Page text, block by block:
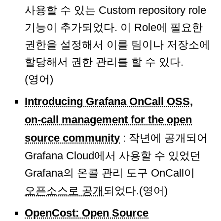
사용할 수 있는 Custom repository role
기능이 추가되었다. 이 Role에 필요한
권한을 설정해서 이를 팀이나 저장소에
할당해서 권한 관리를 할 수 있다.
(영어)
Introducing Grafana OnCall OSS,
on-call management for the open
source community : 작년에 공개되어
Grafana Cloud에서 사용할 수 있었던
Grafana의 온콜 관리 도구 OnCall이
오픈소스로 공개 되었다.(영어)
OpenCost: Open Source